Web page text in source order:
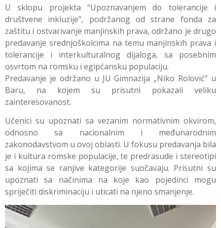
U sklopu projekta “Upoznavanjem do tolerancije i
društvene inkluzije”, podržanog od strane fonda za
zaštitu i ostvarivanje manjinskih prava, održano je drugo
predavanje srednjoškolcima na temu manjinskih prava i
tolerancije i interkulturalnog dijaloga, sa posebnim
osvrtom na romsku i egipćansku populaciju.
Predavanje je održano u JU Gimnazija „Niko Rolović” u
Baru, na kojem su prisutni pokazali veliku
zainteresovanost.
Učenici su upoznati sa vezanim normativnim okvirom,
odnosno sa nacionalnim i međunarodnim
zakonodavstvom u ovoj oblasti. U fokusu predavanja bila
je i kultura romske populacije, te predrasude i stereotipi
sa kojima se ranjive kategorije suočavaju. Prisutni su
upoznati sa načinima na koje kao pojedinci mogu
spriječiti diskriminaciju i uticati na njeno smanjenje.